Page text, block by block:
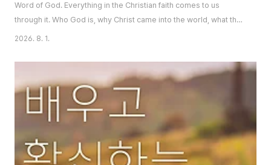
Word of God. Everything in the Christian faith comes to us
through it. Who God is, why Christ came into the world, what the
church is, why believers worship and pray, how this present age
what teaches us all of this. For that reason, every Christian must
know the Bible. T..
2026. 8. 1.